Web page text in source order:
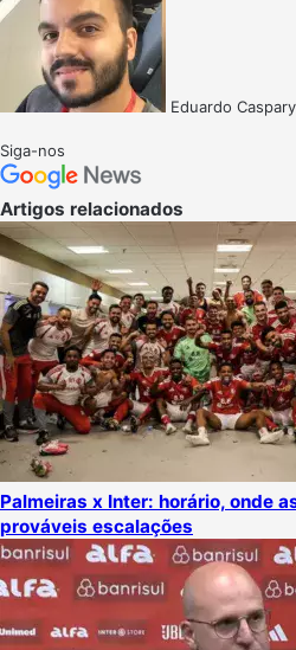
Eduardo Caspary
Siga-nos
Artigos relacionados
Palmeiras x Inter: horário, onde
prováveis escalações